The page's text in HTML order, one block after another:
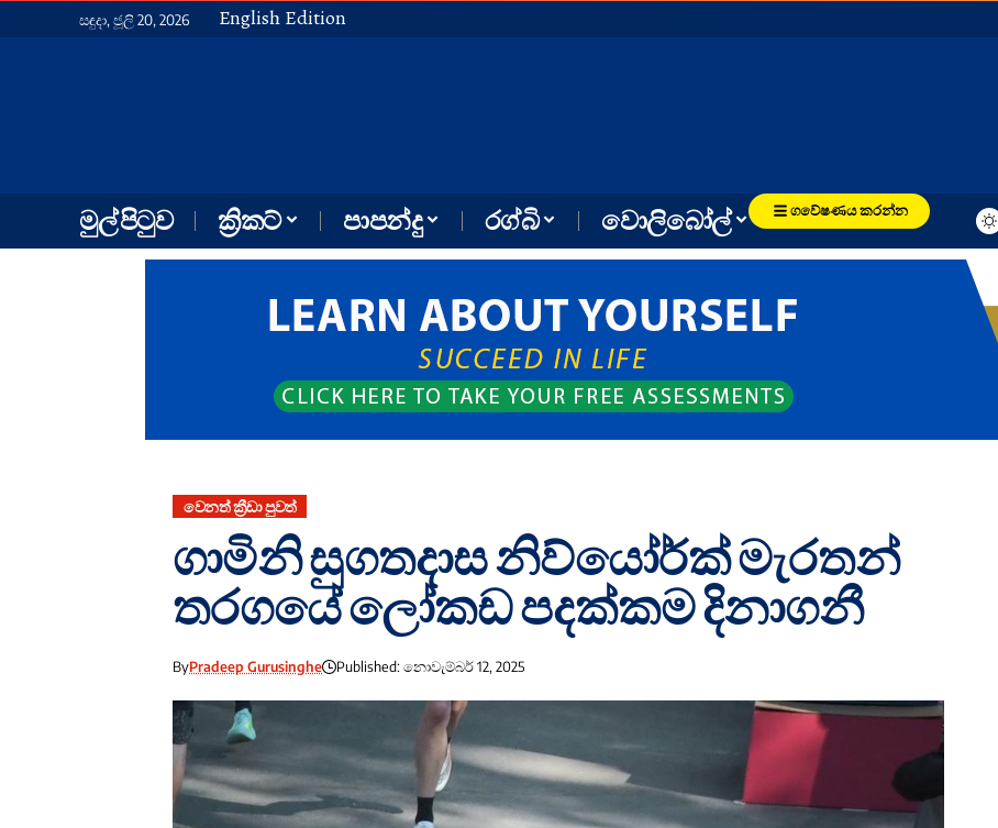
සඳුදා, ජූලි 20, 2026 English Edition
මුල් පිටුව ක්‍රිකට් පාපන්දු රග්බි වොලිබෝල් ගවේෂණය කරන්න
වෙනත් ක්‍රීඩා පුවත්
ගාමිනි සුගතදාස නිව්යෝර්ක් මැරතන්
තරගයේ ලෝකඩ පදක්කම දිනාගනී
ByPradeep Gurusinghe Published: නොවැම්බර් 12, 2025